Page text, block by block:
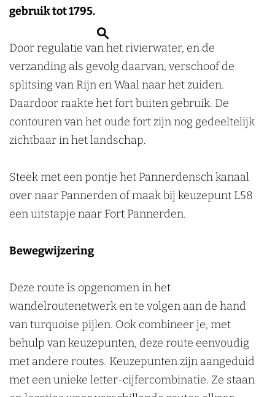
o
e
k
e
n
gebruik tot 1795.
Door regulatie van het rivierwater, en de
verzanding als gevolg daarvan, verschoof de
splitsing van Rijn en Waal naar het zuiden.
Daardoor raakte het fort buiten gebruik. De
contouren van het oude fort zijn nog gedeeltelijk
zichtbaar in het landschap.
Steek met een pontje het Pannerdensch kanaal
over naar Pannerden of maak bij keuzepunt L58
een uitstapje naar Fort Pannerden.
Bewegwijzering
Deze route is opgenomen in het
wandelroutenetwerk en te volgen aan de hand
van turquoise pijlen. Ook combineer je, met
behulp van keuzepunten, deze route eenvoudig
met andere routes. Keuzepunten zijn aangeduid
met een unieke letter-cijfercombinatie. Ze staan